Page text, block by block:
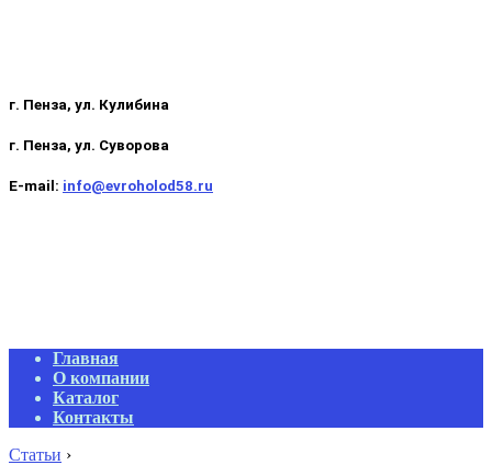
г. Пенза, ул. Кулибина
г. Пенза, ул. Суворова
E-mail: info@evroholod58.ru
Primary
Navigation
Menu
Главная
О компании
Каталог
Контакты
Статьи ›